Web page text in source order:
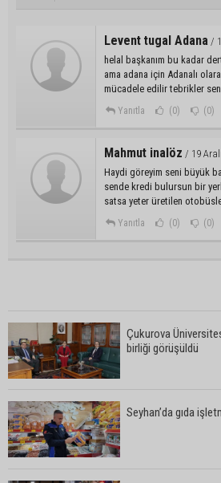
Levent tugal Adana /
helal başkanım bu kadar
ama adana için Adanalı
mücadele edilir tebrikler
Yanıtla (0) (0)
Mahmut inalöz / 19
Haydi göreyim seni büyük
sende kredi bulursun bir
satsa yeter üretilen
Yanıtla (0) (0)
Çukurova
birliği görüşüldü
Seyhan’da gıda